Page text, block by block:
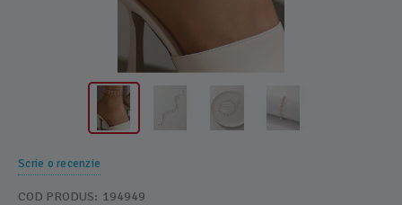
Scrie o recenzie
COD PRODUS: 194949